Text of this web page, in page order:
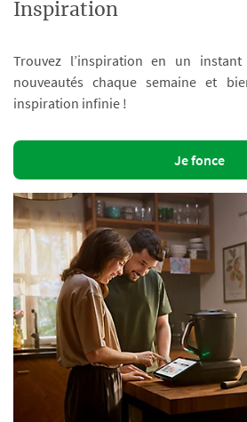
Inspiration
Trouvez l’inspiration en un
nouveautés chaque semaine et
inspiration infinie !
Je fonce